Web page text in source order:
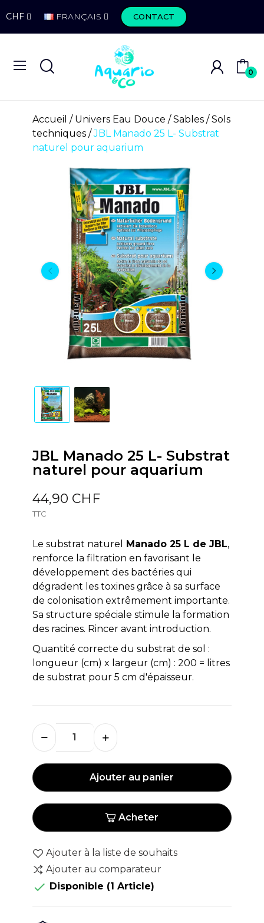
CHF FRANÇAIS CONTACT
0
Accueil Univers Eau Douce Sables
Sols
techniques
JBL Manado 25 L- Substrat
naturel pour aquarium
JBL Manado 25 L- Substrat
naturel pour aquarium
44,90 CHF
TTC
Le substrat naturel Manado 25 L de JBL,
renforce la filtration en favorisant le
développement des bactéries qui
dégradent les toxines grâce à sa surface
de colonisation extrêmement importante.
Sa structure spéciale stimule la formation
des racines. Rincer avant introduction.
Quantité correcte du substrat de sol :
longueur (cm) x largeur (cm) : 200 = litres
de substrat pour 5 cm d'épaisseur.
Ajouter au panier
Acheter
Ajouter à la liste de souhaits
Ajouter au comparateur
 Disponible (1 Article)